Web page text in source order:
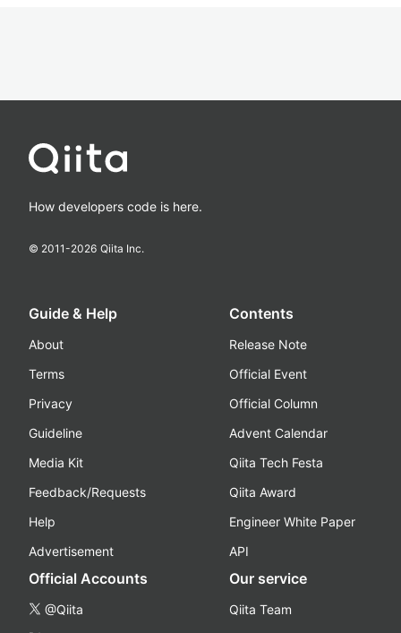
How developers code is here.
© 2011-2026 Qiita Inc.
Guide & Help
About
Terms
Privacy
Guideline
Media Kit
Feedback/Requests
Help
Advertisement
Contents
Release Note
Official Event
Official Column
Advent Calendar
Qiita Tech Festa
Qiita Award
Engineer White Paper
API
Official Accounts
@Qiita
Our service
Qiita Team